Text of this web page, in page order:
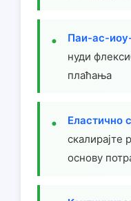
Паи-ас-
нуди
плаћања
Еластично
скалирајте
основу